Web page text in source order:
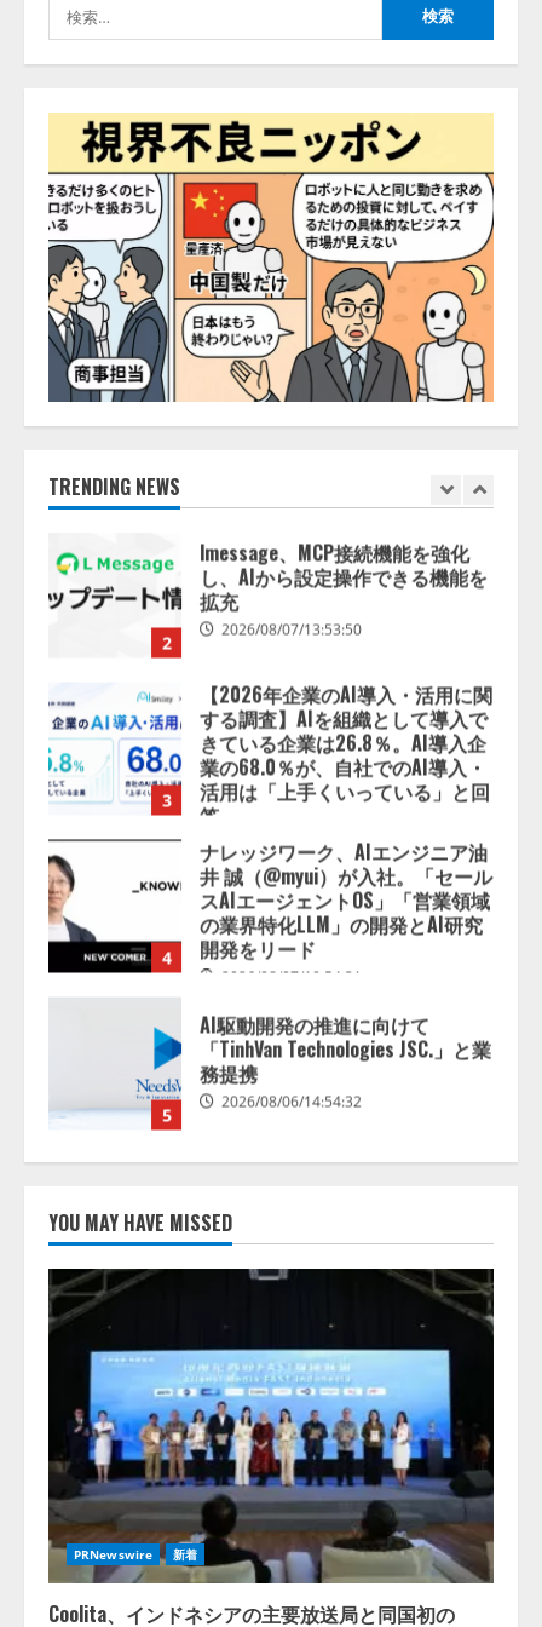
索:
TRENDING NEWS
2026/08/07/10:54:31
5
「TinhVan Technologies JSC.」と業
務提携
2026/08/06/14:54:32
1
【開催報告】次世代AIプラットフ
ォーム「TAIZA」および新サービ
スに関する記者発表会を開催
2026/08/07/17:53:45
2
lmessage、MCP接続機能を強化
し、AIから設定操作できる機能を
3
【2026年企業のAI導入・活用に関
する調査】AIを組織として導入で
きている企業は26.8％。AI導入企
業の68.0％が、自社でのAI導入・
活用は「上手くいっている」と回
2026/08/07/13:53:50
4
ナレッジワーク、AIエンジニア油
井 誠（@myui）が入社。「セール
スAIエージェントOS」「営業領域
の業界特化LLM」の開発とAI研究
開発をリード
5
AI駆動開発の推進に向けて
「TinhVan Technologies JSC.」と業
務提携
2026/08/06/14:54:32
1
【開催報告】次世代AIプラットフ
ォーム「TAIZA」および新サービ
スに関する記者発表会を開催
2026/08/07/17:53:45
し、AIから設定操作できる機能を
拡充
2026/08/07/13:53:50
3
【2026年企業のAI導入・活用に関
する調査】AIを組織として導入で
きている企業は26.8％。AI導入企
業の68.0％が、自社でのAI導入・
活用は「上手くいっている」と回
答
2026/08/07/13:53:50
ナレッジワーク、AIエンジニア油
井 誠（@myui）が入社。「セール
スAIエージェントOS」「営業領域
の業界特化LLM」の開発とAI研究
開発をリード
2026/08/07/10:54:31
YOU MAY HAVE MISSED
PRNewswire 新着
Coolita、インドネシアの主要放送局と同国初の